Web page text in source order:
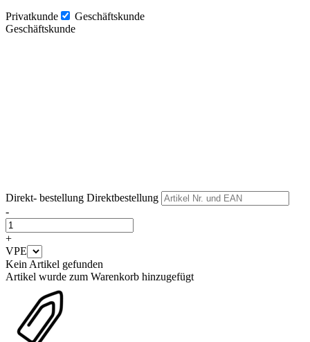
Privatkunde
Geschäftskunde
Geschäftskunde
Direkt- bestellung Direktbestellung
-
+
VPE
Kein Artikel gefunden
Artikel wurde zum Warenkorb hinzugefügt